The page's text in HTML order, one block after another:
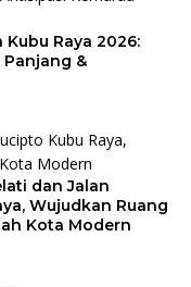
Raya 2026:
&
dan Jalan
Wujudkan Ruang
Kota Modern